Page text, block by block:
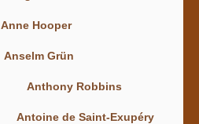
Anne Hooper
Anselm Grün
Anthony Robbins
Antoine de Saint-Exupéry